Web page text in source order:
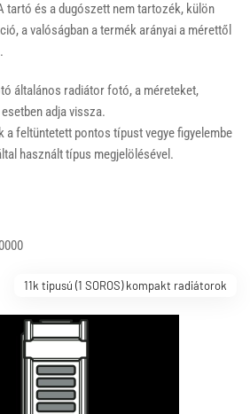
tartó és a dugószett nem tartozék, külön
a valóságban a termék arányai a mérettől
általános radiátor fotó, a méreteket,
adja vissza.
a feltüntetett pontos típust vegye figyelembe
használt típus megjelölésével.
11k tipusú (1 SOROS) kompakt radiátorok